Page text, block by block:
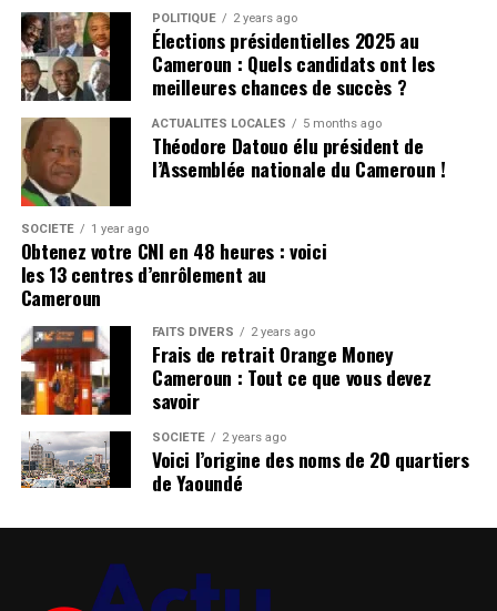
POLITIQUE 2 years ago
Élections présidentielles 2025 au
Cameroun : Quels candidats ont les
meilleures chances de succès ?
ACTUALITÉS LOCALES 5 months ago
Théodore Datouo élu président de
l’Assemblée nationale du Cameroun !
SOCIÉTÉ 1 year ago
Obtenez votre CNI en 48 heures : voici
les 13 centres d’enrôlement au
Cameroun
FAITS DIVERS 2 years ago
Frais de retrait Orange Money
Cameroun : Tout ce que vous devez
savoir
SOCIÉTÉ 2 years ago
Voici l’origine des noms de 20 quartiers
de Yaoundé